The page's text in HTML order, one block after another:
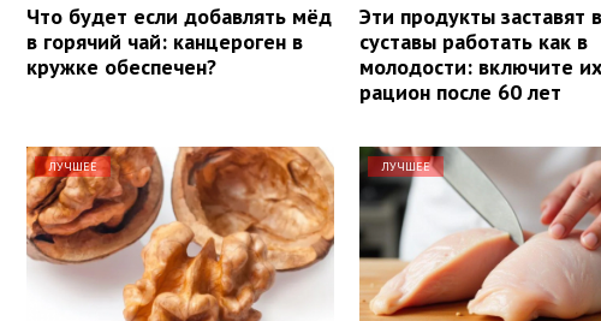
Что будет если добавлять мёд
в горячий чай: канцероген в
кружке обеспечен?
Эти продукты заставят
суставы работать как в
молодости: включите
рацион после 60 лет
ЛУЧШЕЕ ЛУЧШЕЕ